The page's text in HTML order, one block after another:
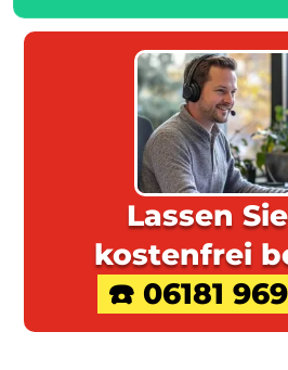
Lassen
kostenfrei
☎️ 06181